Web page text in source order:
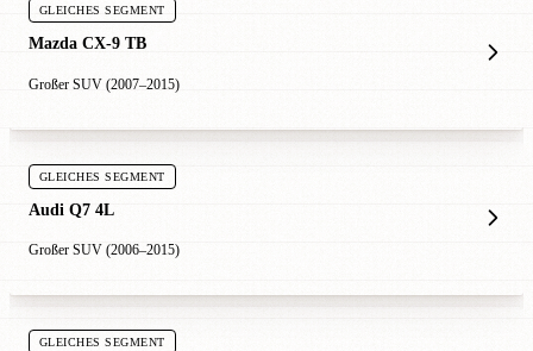
GLEICHES SEGMENT
Mazda CX-9 TB
Großer SUV (2007–2015)
GLEICHES SEGMENT
Audi Q7 4L
Großer SUV (2006–2015)
GLEICHES SEGMENT